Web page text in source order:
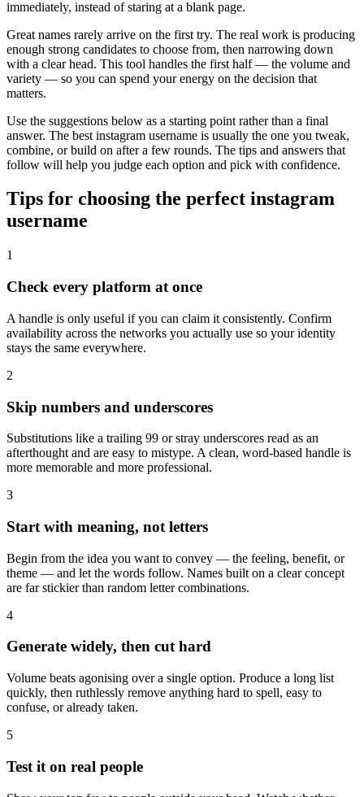
immediately, instead of staring at a blank page.
Great names rarely arrive on the first try. The real work is producing
enough strong candidates to choose from, then narrowing down
with a clear head. This tool handles the first half — the volume and
variety — so you can spend your energy on the decision that
matters.
Use the suggestions below as a starting point rather than a final
answer. The best instagram username is usually the one you tweak,
combine, or build on after a few rounds. The tips and answers that
follow will help you judge each option and pick with confidence.
Tips for choosing the perfect instagram
username
1
Check every platform at once
A handle is only useful if you can claim it consistently. Confirm
availability across the networks you actually use so your identity
stays the same everywhere.
2
Skip numbers and underscores
Substitutions like a trailing 99 or stray underscores read as an
afterthought and are easy to mistype. A clean, word-based handle is
more memorable and more professional.
3
Start with meaning, not letters
Begin from the idea you want to convey — the feeling, benefit, or
theme — and let the words follow. Names built on a clear concept
are far stickier than random letter combinations.
4
Generate widely, then cut hard
Volume beats agonising over a single option. Produce a long list
quickly, then ruthlessly remove anything hard to spell, easy to
confuse, or already taken.
5
Test it on real people